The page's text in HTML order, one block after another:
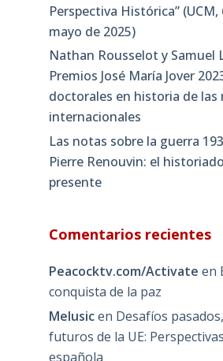
Perspectiva Histórica” (UCM,
mayo de 2025)
Nathan Rousselot y Samuel
Premios José María Jover
doctorales en historia de las
internacionales
Las notas sobre la guerra
Pierre Renouvin: el
presente
Comentarios recientes
Peacocktv.com/Activate en
conquista de la paz
Melusicen Desafíos
futuros de la UE:
española